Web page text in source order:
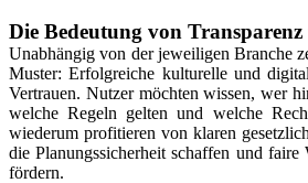
Die Bedeutung von
Unabhängig von der jeweiligen Branche
Muster: Erfolgreiche kulturelle und
Vertrauen. Nutzer möchten wissen, wer
welche Regeln gelten und welche
wiederum profitieren von klaren
die Planungssicherheit schaffen und faire
fördern.